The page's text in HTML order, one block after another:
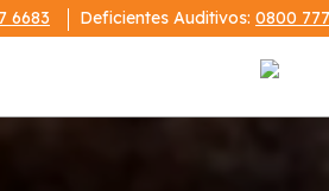
6683 Deficientes Auditivos: 0800